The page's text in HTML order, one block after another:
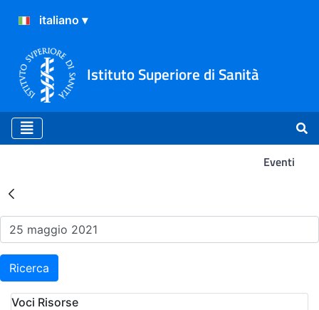
Istituto Superiore di Sanità
Eventi
Risultati della Ricerca -
Ricerca
Voci Risorse